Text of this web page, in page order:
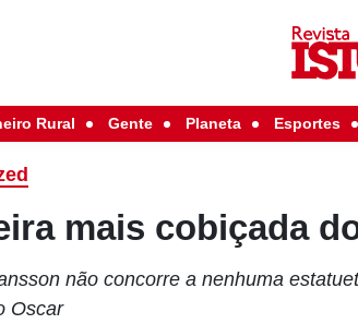
Rural Gente Planeta Esportes
mais cobiçada
não concorre a nenhuma
Oscar